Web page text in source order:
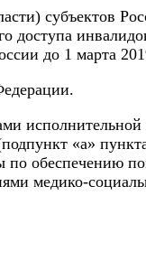
субъектов
доступа
до 1 марта
«а»
обеспечению
медико-